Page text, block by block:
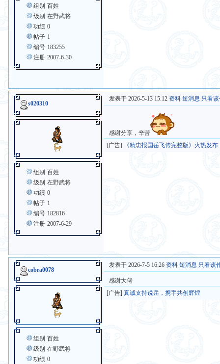
组别 百姓
级别 在野武将
功绩 0
帖子 1
编号 183255
注册 2007-6-30
s020310
组别 百姓
级别 在野武将
功绩 0
帖子 1
编号 182816
注册 2007-6-29
发表于 2026-5-13 15:12 资料 短消息 只看
感谢分享，辛苦
[广告]
《精忠报国岳飞传完整版》火热发布
cobra0078
组别 百姓
级别 在野武将
功绩 0
发表于 2026-7-5 16:26 资料 短消息 只看该
感谢大佬
[广告]真诚支持说岳，携手共创辉煌